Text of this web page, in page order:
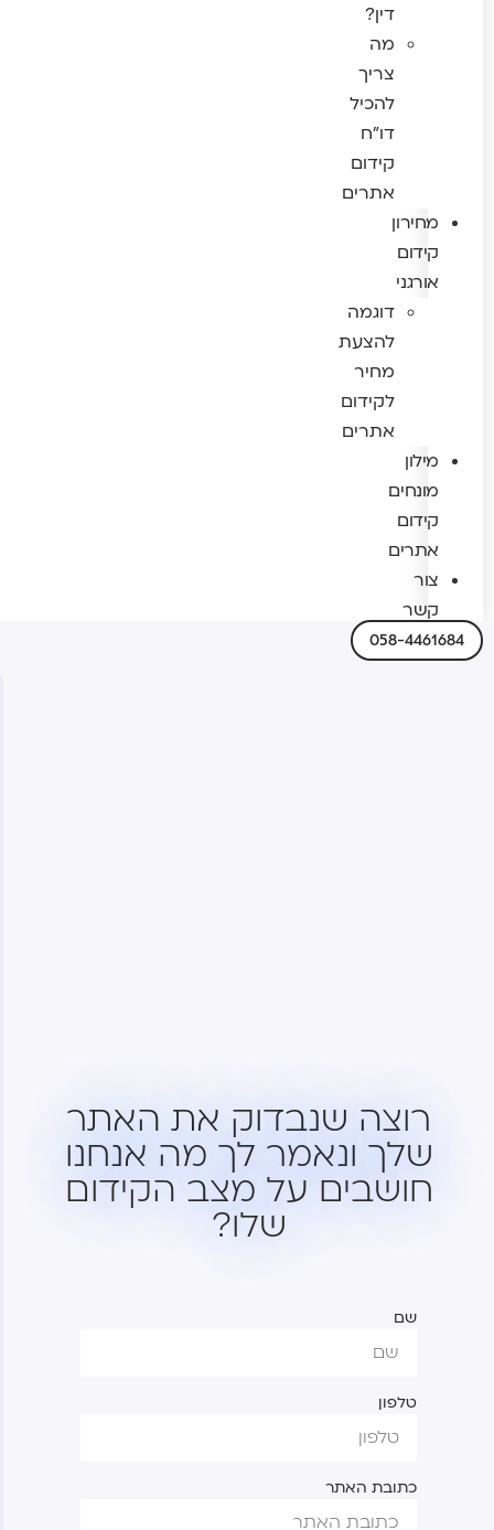
דין?
מה
צריך
להכיל
דו"ח
קידום
אתרים
מחירון
קידום
אורגני
דוגמה
להצעת
מחיר
לקידום
אתרים
מילון
מונחים
קידום
אתרים
צור
קשר
058-4461684
עושה הכול כדי להוציא כל לקוח מרוצה עד הגג
רוצה שנבדוק את האתר
שלך ונאמר לך מה אנחנו
חושבים על מצב הקידום
שלו?
שם
טלפון
כתובת האתר